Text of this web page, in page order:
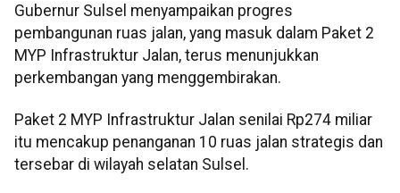
Gubernur Sulsel menyampaikan progres
pembangunan ruas jalan, yang masuk dalam Paket 2
MYP Infrastruktur Jalan, terus menunjukkan
perkembangan yang menggembirakan.
Paket 2 MYP Infrastruktur Jalan senilai Rp274 miliar
itu mencakup penanganan 10 ruas jalan strategis dan
tersebar di wilayah selatan Sulsel.